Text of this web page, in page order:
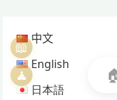
中文
English
日本語
📖
🧘